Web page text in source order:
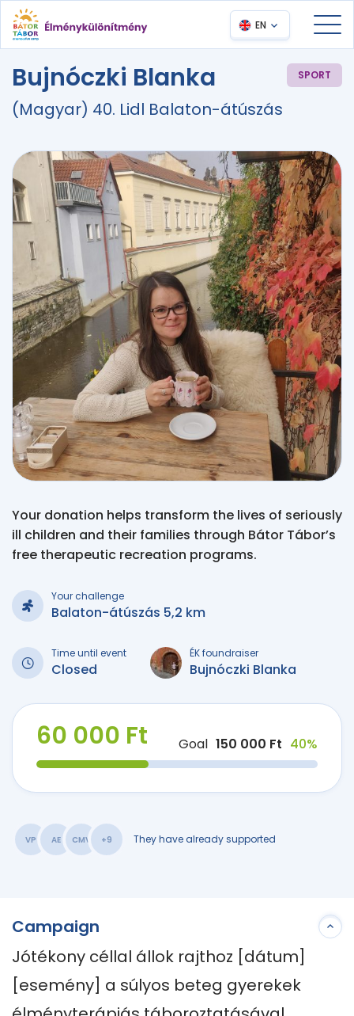
EN
Bujnóczki Blanka SPORT
(Magyar) 40. Lidl Balaton-átúszás
Your donation helps transform the lives of seriously
ill children and their families through Bátor Tábor’s
free therapeutic recreation programs.
Your challenge
Balaton-átúszás 5,2 km
Time until event
Closed
ÉK foundraiser
Bujnóczki Blanka
60 000 Ft Goal 150 000 Ft 40%
VP AE CMV +9 They have already supported
Campaign
Jótékony céllal állok rajthoz [dátum]
[esemény] a súlyos beteg gyerekek